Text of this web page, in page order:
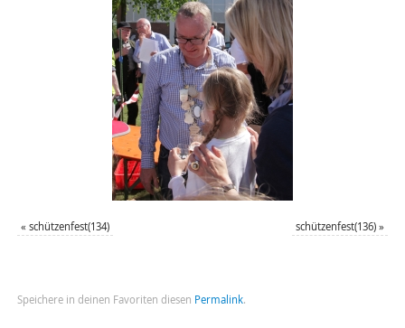
« schützenfest(134) schützenfest(136) »
Speichere in deinen Favoriten diesen Permalink.